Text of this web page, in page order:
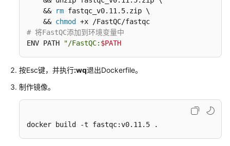
通
用
考
术
    &&
rm fastqc_v0.11.5.zip \
    &&
chmod
# 将FastQC添加到环境变量中
ENV PATH
"/FastQC: $PATH
按Esc键，并执行:wq退出Dockerfile。
制作镜像。
docker build -t fastqc:v0.11.5 .